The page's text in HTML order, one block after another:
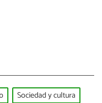
Sociedad y cultura